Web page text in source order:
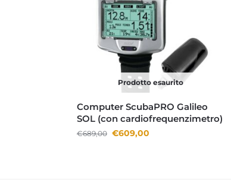
Prodotto esaurito
Computer ScubaPRO Galileo
SOL (con cardiofrequenzimetro)
€689,00 €609,00